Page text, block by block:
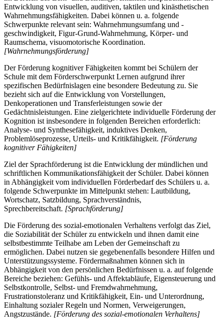
Entwicklung von visuellen, auditiven, taktilen und kinästhetischen
Wahrnehmungsfähigkeiten. Dabei können u. a. folgende
Schwerpunkte relevant sein: Wahrnehmungsumfang und -
geschwindigkeit, Figur-Grund-Wahrnehmung, Körper- und
Raumschema, visuomotorische Koordination.
[Wahrnehmungsförderung]
Der Förderung kognitiver Fähigkeiten kommt bei Schülern der
Schule mit dem Förderschwerpunkt Lernen aufgrund ihrer
spezifischen Bedürfnislagen eine besondere Bedeutung zu. Sie
bezieht sich auf die Entwicklung von Vorstellungen,
Denkoperationen und Transferleistungen sowie der
Gedächtnisleistungen. Eine zielgerichtete individuelle Förderung der
Kognition ist insbesondere in folgenden Bereichen erforderlich:
Analyse- und Synthesefähigkeit, induktives Denken,
Problemlöseprozesse, Urteils- und Kritikfähigkeit. [Förderung
kognitiver Fähigkeiten]
Ziel der Sprachförderung ist die Entwicklung der mündlichen und
schriftlichen Kommunikationsfähigkeit der Schüler. Dabei können
in Abhängigkeit vom individuellen Förderbedarf des Schülers u. a.
folgende Schwerpunkte im Mittelpunkt stehen: Lautbildung,
Wortschatz, Satzbildung, Sprachverständnis,
Sprechbereitschaft. [Sprachförderung]
Die Förderung des sozial-emotionalen Verhaltens verfolgt das Ziel,
die Soziabilität der Schüler zu entwickeln und ihnen damit eine
selbstbestimmte Teilhabe am Leben der Gemeinschaft zu
ermöglichen. Dabei nutzen sie gegebenenfalls besondere Hilfen und
Unterstützungssysteme. Fördermaßnahmen können sich in
Abhängigkeit von den persönlichen Bedürfnissen u. a. auf folgende
Bereiche beziehen: Gefühls- und Affektabläufe, Eigensteuerung und
Selbstkontrolle, Selbst- und Fremdwahrnehmung,
Frustrationstoleranz und Kritikfähigkeit, Ein- und Unterordnung,
Einhaltung sozialer Regeln und Normen, Verweigerungen,
Angstzustände. [Förderung des sozial-emotionalen Verhaltens]